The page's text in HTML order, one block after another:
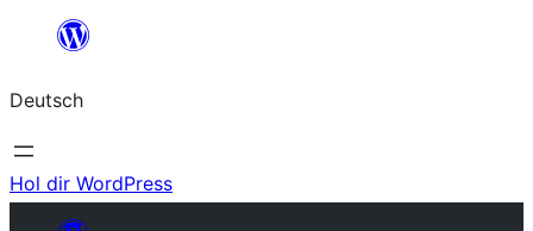
springen
Deutsch
Hol dir WordPress